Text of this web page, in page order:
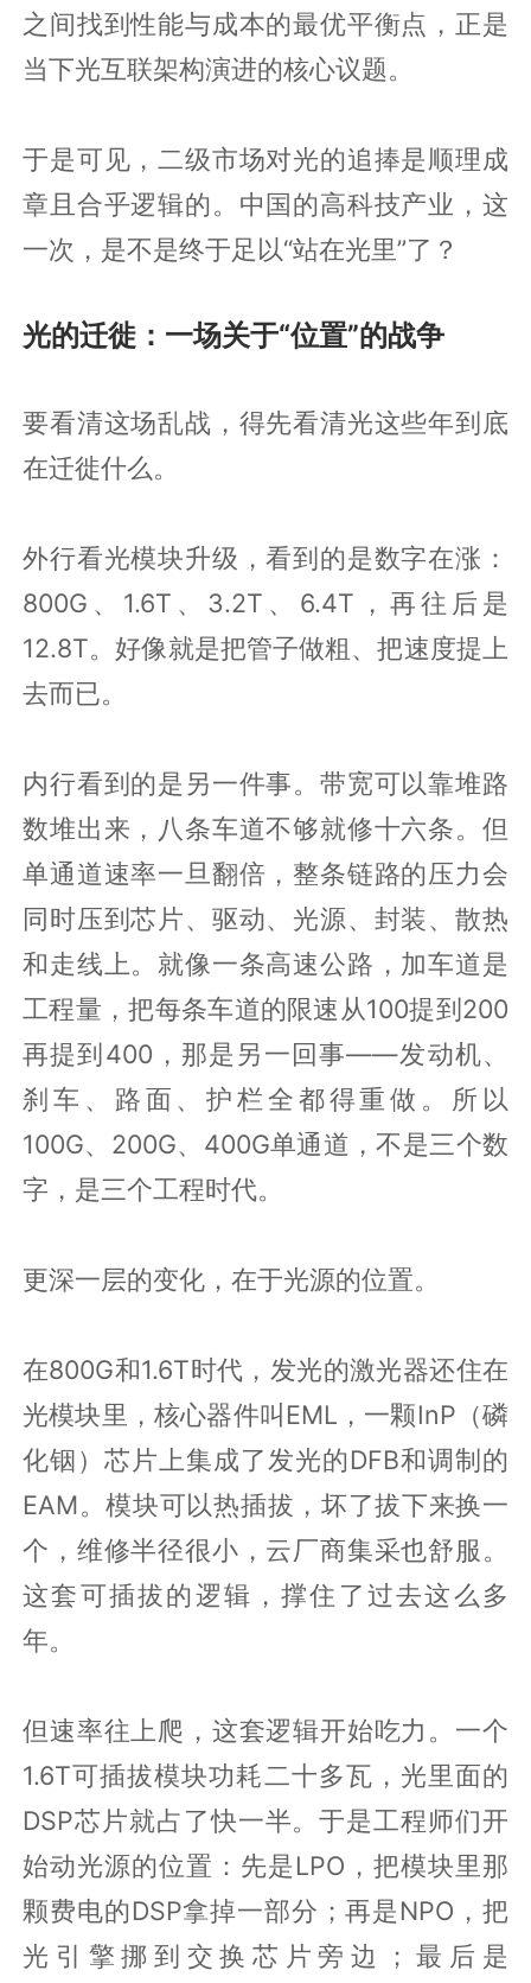
之间找到性能与成本的最优平衡点，正是
当下光互联架构演进的核心议题。
于是可见，二级市场对光的追捧是顺理成
章且合乎逻辑的。中国的高科技产业，这
一次，是不是终于足以“站在光里”了？
光的迁徙：一场关于“位置”的战争
要看清这场乱战，得先看清光这些年到底
在迁徙什么。
外行看光模块升级，看到的是数字在涨：
800G、1.6T、3.2T、6.4T，再往后是
12.8T。好像就是把管子做粗、把速度提上
去而已。
内行看到的是另一件事。带宽可以靠堆路
数堆出来，八条车道不够就修十六条。但
单通道速率一旦翻倍，整条链路的压力会
同时压到芯片、驱动、光源、封装、散热
和走线上。就像一条高速公路，加车道是
工程量，把每条车道的限速从100提到200
再提到400，那是另一回事——发动机、
刹车、路面、护栏全都得重做。所以
100G、200G、400G单通道，不是三个数
字，是三个工程时代。
更深一层的变化，在于光源的位置。
在800G和1.6T时代，发光的激光器还住在
光模块里，核心器件叫EML，一颗InP（磷
化铟）芯片上集成了发光的DFB和调制的
EAM。模块可以热插拔，坏了拔下来换一
个，维修半径很小，云厂商集采也舒服。
这套可插拔的逻辑，撑住了过去这么多
年。
但速率往上爬，这套逻辑开始吃力。一个
1.6T可插拔模块功耗二十多瓦，光里面的
DSP芯片就占了快一半。于是工程师们开
始动光源的位置：先是LPO，把模块里那
颗费电的DSP拿掉一部分；再是NPO，把
光引擎挪到交换芯片旁边；最后是